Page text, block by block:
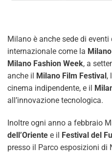
Milano è anche sede di
internazionale come la
Milano Fashion Week, a
anche il Milano Film Festival,
cinema indipendente, e il
all’innovazione tecnologica.
Inoltre ogni anno a febbraio
dell’Oriente e il Festival del
presso il Parco esposizioni di